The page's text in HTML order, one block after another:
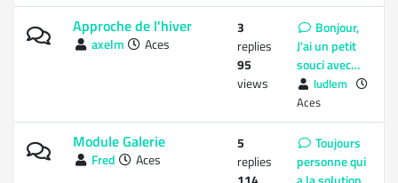
Approche de l'hiver
axelm Aces
3
replies
95
views
Bonjour,
J'ai un petit
souci avec…
ludlem
Aces
Module Galerie
Fred Aces
5
replies
Toujours
personne qui